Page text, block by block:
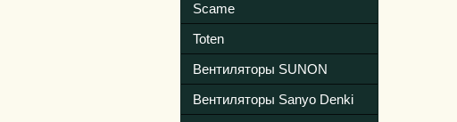
Scame
Toten
Вентиляторы SUNON
Вентиляторы Sanyo Denki